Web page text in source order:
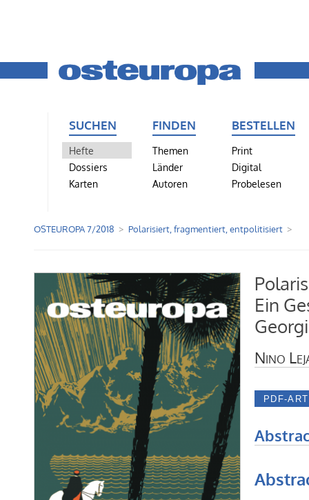
SUCHEN
Hefte
Dossiers
Karten
FINDEN
Themen
Länder
Autoren
BESTELLEN
Print
Digital
Probelesen
OSTEUROPA 7/2018 Polarisiert, fragmentiert, entpolitisiert
Ein
Nino